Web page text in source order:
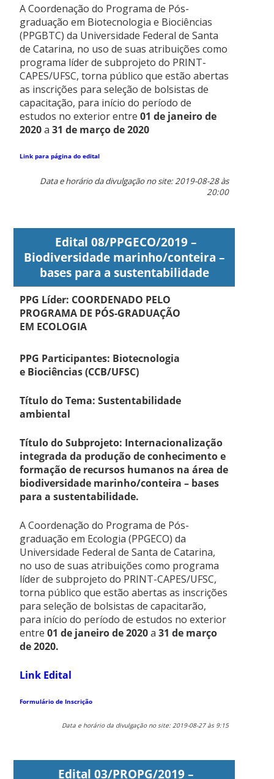
A Coordenação do Programa de Pós-
graduação em Biotecnologia e Biociências
(PPGBTC) da Universidade Federal de Santa
de Catarina, no uso de suas atribuições como
programa líder de subprojeto do PRINT-
CAPES/UFSC, torna público que estão abertas
as inscrições para seleção de bolsistas de
capacitação, para início do período de
estudos no exterior entre01 de janeiro de
2020a31 de março de 2020
Link para página do edital
Data e horário da divulgação no site: 2019-08-28 às
20:00
Edital 08/PPGECO/2019 –
Biodiversidade marinho/conteira –
bases para a sustentabilidade
PPG Líder: COORDENADO PELO
PROGRAMA DE PÓS-GRADUAÇÃO
EM ECOLOGIA
PPG Participantes: Biotecnologia
e Biociências (CCB/UFSC)
Título do Tema: Sustentabilidade
ambiental
Título do Subprojeto: Internacionalização
integrada da produção de conhecimento e
formação de recursos humanos na área de
biodiversidade marinho/conteira – bases
para a sustentabilidade.
A Coordenação do Programa de Pós-
graduação em Ecologia (PPGECO) da
Universidade Federal de Santa de Catarina,
no uso de suas atribuições como programa
líder de subprojeto do PRINT-CAPES/UFSC,
torna público que estão abertas as inscrições
para seleção de bolsistas de capacitarão,
para início do período de estudos no exterior
entre01 de janeiro de 2020a31 de março
de 2020.
Link Edital
Formulário de Inscrição
Data e horário da divulgação no site: 2019-08-27 às 9:15
Edital 03/PROPG/2019 –